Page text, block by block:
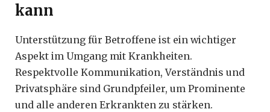
kann
Unterstützung für Betroffene ist ein wichtiger
Aspekt im Umgang mit Krankheiten.
Respektvolle Kommunikation, Verständnis und
Privatsphäre sind Grundpfeiler, um Prominente
und alle anderen Erkrankten zu stärken.